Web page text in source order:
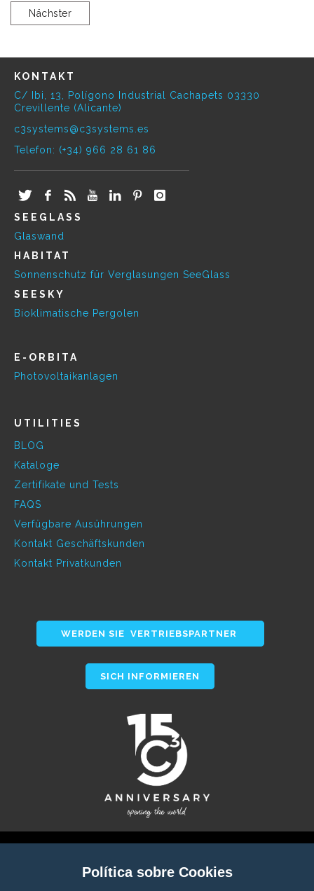
Política sobre Cookies
Nächster
KONTAKT
C/ Ibi, 13, Polígono Industrial Cachapets 03330
Crevillente (Alicante)
c3systems@c3systems.es
Telefon: (+34) 966 28 61 86
SEEGLASS
Glaswand
HABITAT
Sonnenschutz für Verglasungen SeeGlass
SEESKY
Bioklimatische Pergolen
E-ORBITA
Photovoltaikanlagen
UTILITIES
BLOG
Kataloge
Zertifikate und Tests
FAQS
Verfügbare Ausührungen
Kontakt Geschäftskunden
Kontakt Privatkunden
WERDEN SIE VERTRIEBSPARTNER
SICH INFORMIEREN